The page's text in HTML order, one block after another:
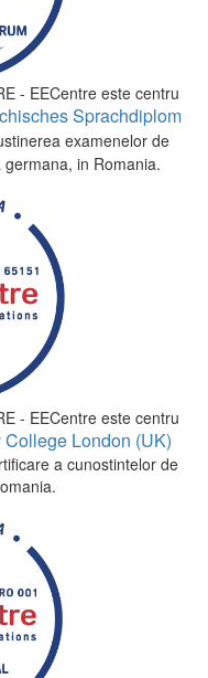
- EECentre este centru
Sprachdiplom
examenelor de
in Romania.
- EECentre este centru
College London (UK)
a cunostintelor de